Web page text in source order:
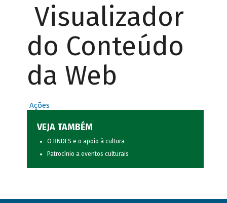
Visualizador
do Conteúdo
da Web
Ações
VEJA TAMBÉM
O BNDES e o apoio à cultura
Patrocínio a eventos culturais